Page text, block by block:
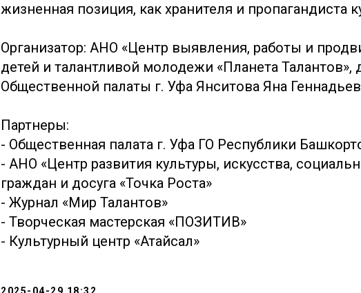
жизненная позиция, как хранителя и пропагандиста
Организатор: АНО «Центр выявления, работы и
детей и талантливой молодежи «Планета Талантов»,
Общественной палаты г. Уфа Янситова Яна
Партнеры:
- Общественная палата г. Уфа ГО Республики
- ⁠АНО «Центр развития культуры, искусства,
граждан и досуга «Точка Роста»
- ⁠Журнал «Мир Талантов»
- ⁠Творческая мастерская «ПОЗИТИВ»
- ⁠Культурный центр «Атайсал»